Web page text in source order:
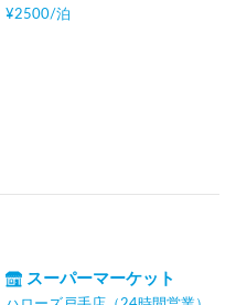
¥2500/泊
スーパーマーケット